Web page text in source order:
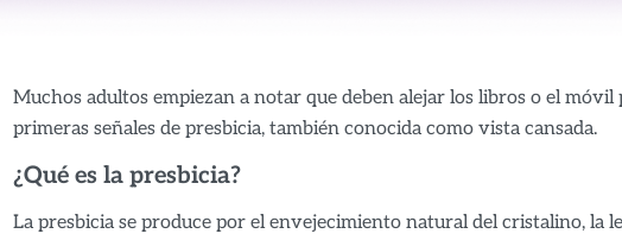
Muchos adultos empiezan a notar que deben alejar los libros o el
primeras señales de presbicia, también conocida como vista cansada.
¿Qué es la presbicia?
La presbicia se produce por el envejecimiento natural del cristalino, la